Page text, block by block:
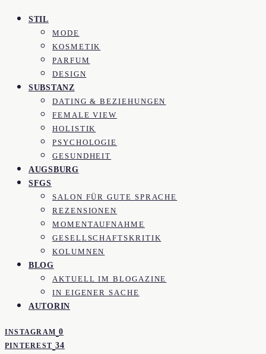
STIL
MODE
KOSMETIK
PARFUM
DESIGN
SUBSTANZ
DATING & BEZIEHUNGEN
FEMALE VIEW
HOLISTIK
PSYCHOLOGIE
GESUNDHEIT
AUGSBURG
SFGS
SALON FÜR GUTE SPRACHE
REZENSIONEN
MOMENTAUFNAHME
GESELLSCHAFTSKRITIK
KOLUMNEN
BLOG
AKTUELL IM BLOGAZINE
IN EIGENER SACHE
AUTORIN
INSTAGRAM 0
PINTEREST 34